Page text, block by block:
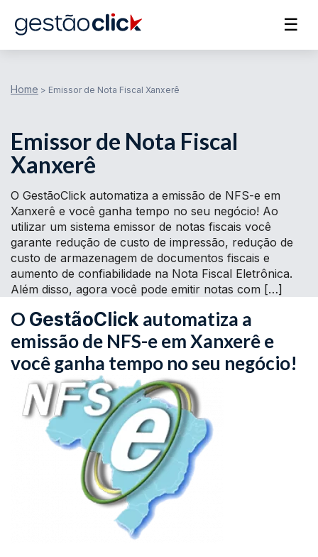
☰
Home > Emissor de Nota Fiscal Xanxerê
Emissor de Nota Fiscal
Xanxerê
O GestãoClick automatiza a emissão de NFS-e em
Xanxerê e você ganha tempo no seu negócio! Ao
utilizar um sistema emissor de notas fiscais você
garante redução de custo de impressão, redução de
custo de armazenagem de documentos fiscais e
aumento de confiabilidade na Nota Fiscal Eletrônica.
Além disso, agora você pode emitir notas com […]
O GestãoClick automatiza a
emissão de NFS-e em Xanxerê e
você ganha tempo no seu negócio!